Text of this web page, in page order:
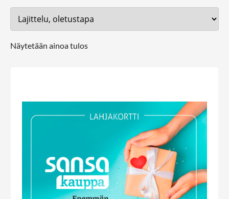
Näytetään ainoa tulos